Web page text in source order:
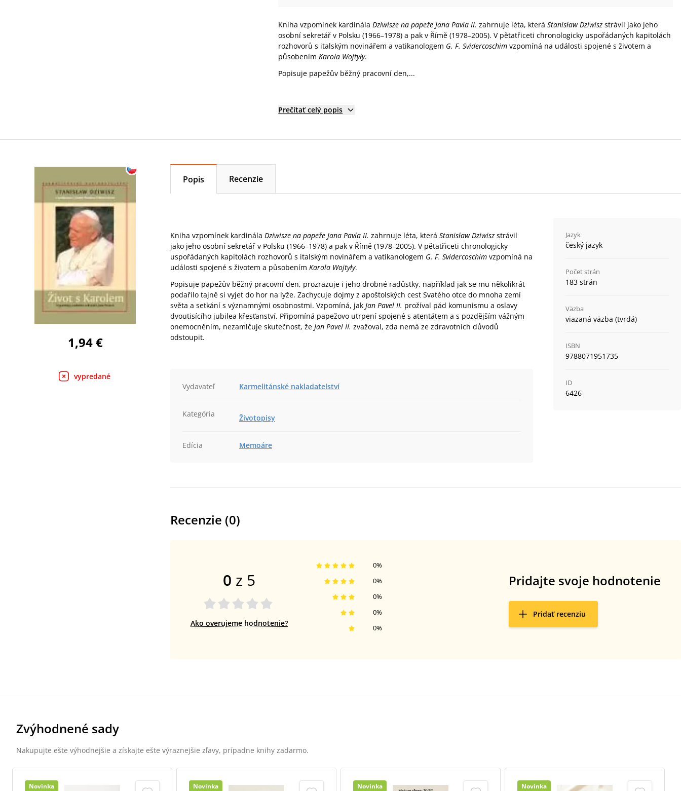
Kniha vzpomínek kardinálaDziwisze na papeže Jana Pavla II. zahrnuje léta, kteráStanisław Dziwisz strávil jako jeho
osobní sekretář v Polsku (1966–1978) a pak v Římě (1978–2005). V pětatřiceti chronologicky uspořádaných kapitolách
rozhovorů s italským novinářem a vatikanologem G. F. Svidercoschim vzpomíná na události spojené s životem a
působenímKarola Wojtyły.
Popisuje papežův běžný pracovní den,...
Prečítať celý popis
1,94 €
vypredané
Popis Recenzie
Kniha vzpomínek kardinála Dziwisze na papeže Jana Pavla II. zahrnuje léta, která Stanisław Dziwisz strávil
jako jeho osobní sekretář v Polsku (1966–1978) a pak v Římě (1978–2005). V pětatřiceti chronologicky
uspořádaných kapitolách rozhovorů s italským novinářem a vatikanologem G. F. Svidercoschim vzpomíná na
události spojené s životem a působením Karola Wojtyły.
Popisuje papežův běžný pracovní den, prozrazuje i jeho drobné radůstky, například jak se mu několikrát
podařilo tajně si vyjet do hor na lyže. Zachycuje dojmy z apoštolských cest Svatého otce do mnoha zemí
světa a setkání s významnými osobnostmi. Vzpomíná, jak Jan Pavel II. prožíval pád komunismu a oslavy
dvoutisícího jubilea křesťanství. Připomíná papežovo utrpení spojené s atentátem a s pozdějším vážným
onemocněním, nezamlčuje skutečnost, že Jan Pavel II. zvažoval, zda nemá ze zdravotních důvodů
odstoupit.
Vydavateľ Karmelitánské nakladatelství
Kategória Životopisy
Edícia Memoáre
Jazyk
český jazyk
Počet strán
183 strán
Väzba
viazaná väzba (tvrdá)
ISBN
9788071951735
ID
6426
Recenzie (0)
0 z 5
Ako overujeme hodnotenie? 0%
0%
0%
0%
0%
Pridajte svoje hodnotenie
Pridať recenziu
Zvýhodnené sady
Nakupujte ešte výhodnejšie a získajte ešte výraznejšie zľavy, prípadne knihy zadarmo.
Novinka
Novinka
Novinka Novinka